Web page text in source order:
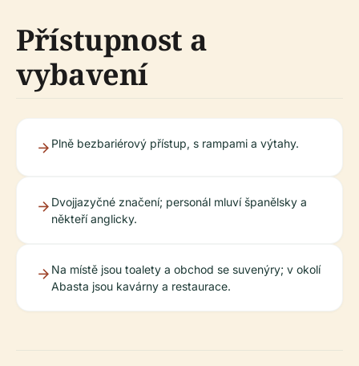
Přístupnost a
vybavení
Plně bezbariérový přístup, s rampami a výtahy.
Dvojjazyčné značení; personál mluví španělsky a
někteří anglicky.
Na místě jsou toalety a obchod se suvenýry; v okolí
Abasta jsou kavárny a restaurace.